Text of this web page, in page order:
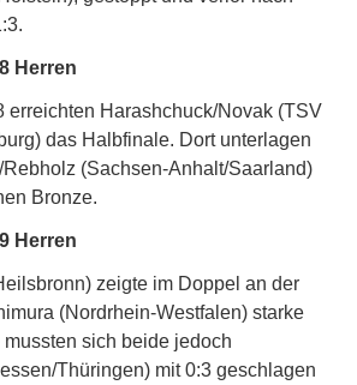
Herren
erreichten Harashchuck/Novak (TSV
das Halbfinale. Dort unterlagen
(Sachsen-Anhalt/Saarland)
Bronze.
Herren
zeigte im Doppel an der
(Nordrhein-Westfalen) starke
mussten sich beide jedoch
Thüringen) mit 0:3 geschlagen